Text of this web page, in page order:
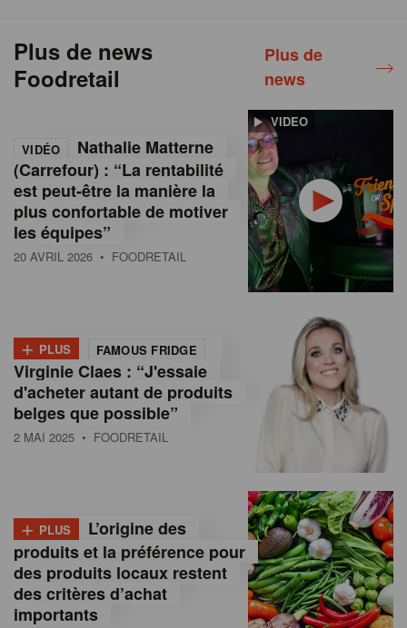
Plus de news
Foodretail
Plus de
news
VIDEO
VIDÉO
Nathalie Matterne
(Carrefour) : “La rentabilité
est peut-être la manière la
plus confortable de motiver
les équipes”
20 AVRIL 2026 • FOODRETAIL
+ PLUS FAMOUS FRIDGE
Virginie Claes : “J'essaie
d'acheter autant de produits
belges que possible”
2 MAI 2025 • FOODRETAIL
+ PLUS
L’origine des
produits et la préférence pour
des produits locaux restent
des critères d’achat
importants